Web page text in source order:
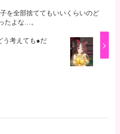
を全部捨ててもいいくらいのど
たよな…。
う考えても●だ